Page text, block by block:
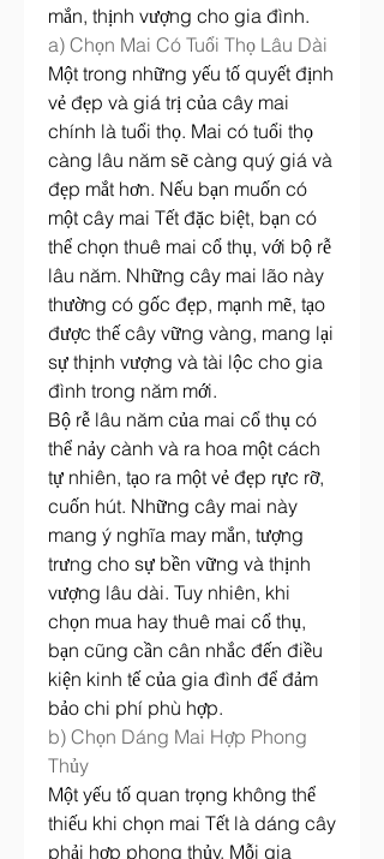
mắn, thịnh vượng cho gia đình.
a) Chọn Mai Có Tuổi Thọ Lâu Dài
Một trong những yếu tố quyết định
vẻ đẹp và giá trị của cây mai
chính là tuổi thọ. Mai có tuổi thọ
càng lâu năm sẽ càng quý giá và
đẹp mắt hơn. Nếu bạn muốn có
một cây mai Tết đặc biệt, bạn có
thể chọn thuê mai cổ thụ, với bộ rễ
lâu năm. Những cây mai lão này
thường có gốc đẹp, mạnh mẽ, tạo
được thế cây vững vàng, mang lại
sự thịnh vượng và tài lộc cho gia
đình trong năm mới.
Bộ rễ lâu năm của mai cổ thụ có
thể nảy cành và ra hoa một cách
tự nhiên, tạo ra một vẻ đẹp rực rỡ,
cuốn hút. Những cây mai này
mang ý nghĩa may mắn, tượng
trưng cho sự bền vững và thịnh
vượng lâu dài. Tuy nhiên, khi
chọn mua hay thuê mai cổ thụ,
bạn cũng cần cân nhắc đến điều
kiện kinh tế của gia đình để đảm
bảo chi phí phù hợp.
b) Chọn Dáng Mai Hợp Phong
Thủy
Một yếu tố quan trọng không thể
thiếu khi chọn mai Tết là dáng cây
phải hợp phong thủy. Mỗi gia